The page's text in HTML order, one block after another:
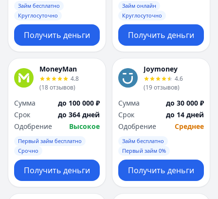
Займ бесплатно
Круглосуточно
Получить деньги
Займ онлайн
Круглосуточно
Получить деньги
MoneyMan
4.8
(18отзывов)
Сумма
до 100 000 ₽
Срок
до 364 дней
Одобрение
Высокое
Первый займ бесплатно
Срочно
Получить деньги
Joymoney
4.6
(19отзывов)
Сумма
до 30 000 ₽
Срок
до 14 дней
Одобрение
Среднее
Займ бесплатно
Первый займ 0%
Получить деньги